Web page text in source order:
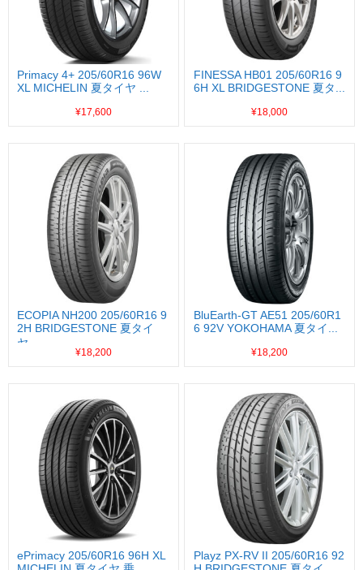
Primacy 4+ 205/60R16 96W
XL MICHELIN 夏タイヤ ...
¥17,600
FINESSA HB01 205/60R16 9
6H XL BRIDGESTONE 夏タ...
¥18,000
ECOPIA NH200 205/60R16 9
2H BRIDGESTONE 夏タイ
ヤ...
¥18,200
BluEarth-GT AE51 205/60R1
6 92V YOKOHAMA 夏タイ...
¥18,200
ePrimacy 205/60R16 96H XL
Playz PX-RV II 205/60R16 92